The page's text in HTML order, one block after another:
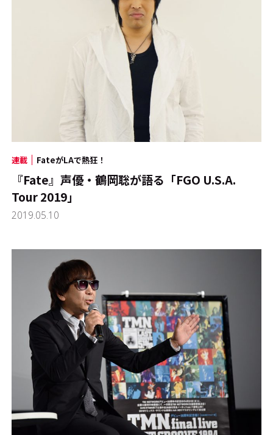
連載 FateがLAで熱狂！
『Fate』声優・鶴岡聡が語る「FGO U.S.A.
Tour 2019」
2019.05.10